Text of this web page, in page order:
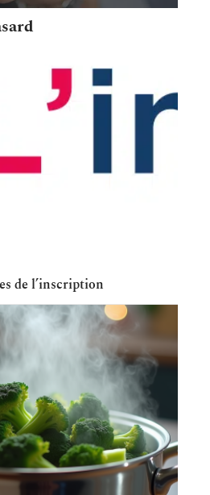
de l’inscription